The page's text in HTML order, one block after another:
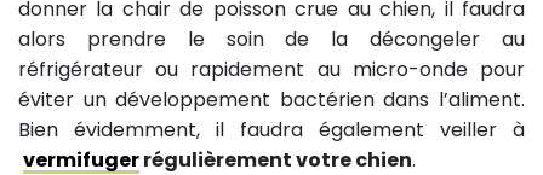
donner la chair de poisson crue au chien, il faudra
alors prendre le soin de la décongeler au
réfrigérateur ou rapidement au micro-onde pour
éviter un développement bactérien dans l’aliment.
Bien évidemment, il faudra également veiller à
vermifugerrégulièrement votre chien.